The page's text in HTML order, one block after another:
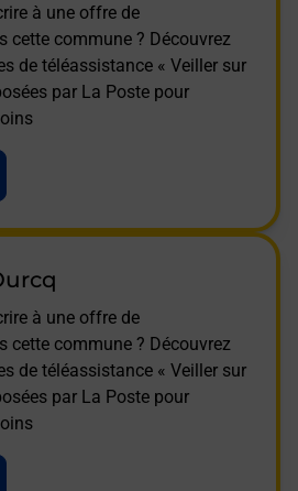
à une offre de
cette commune ? Découvrez
de téléassistance « Veiller sur
par La Poste pour
à une offre de
cette commune ? Découvrez
de téléassistance « Veiller sur
par La Poste pour